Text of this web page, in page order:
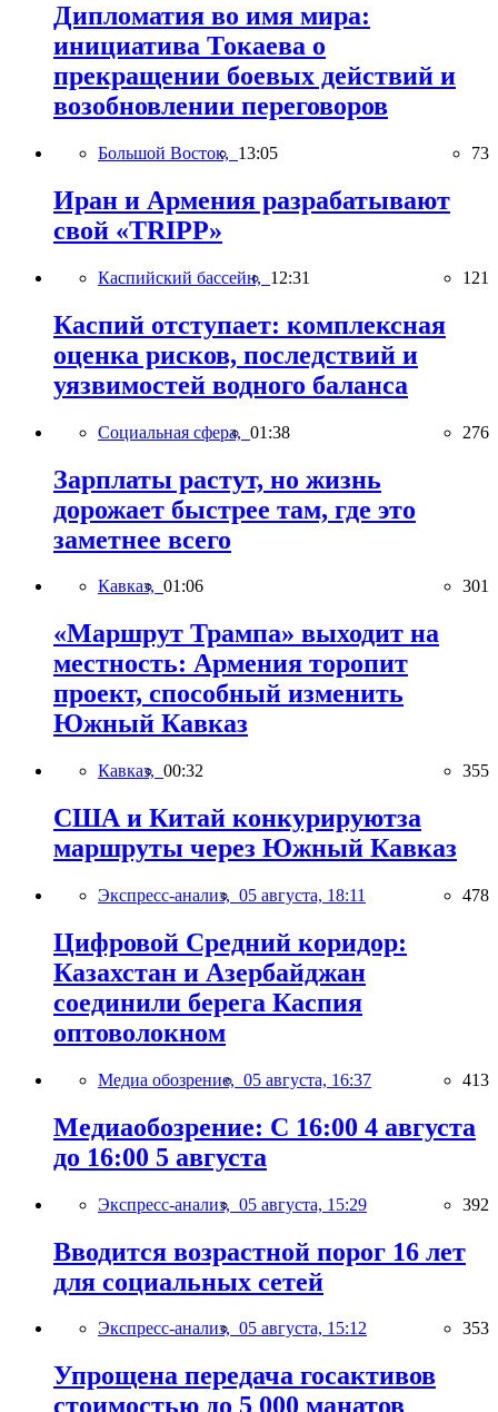
Дипломатия во имя мира:
инициатива Токаева о
прекращении боевых действий и
возобновлении переговоров
Большой Восток, 13:05 73
Иран и Армения разрабатывают
свой «TRIPP»
Каспийский бассейн, 12:31 121
Каспий отступает: комплексная
оценка рисков, последствий и
уязвимостей водного баланса
Социальная сфера, 01:38 276
Зарплаты растут, но жизнь
дорожает быстрее там, где это
заметнее всего
Кавказ, 01:06 301
«Маршрут Трампа» выходит на
местность: Армения торопит
проект, способный изменить
Южный Кавказ
Кавказ, 00:32 355
США и Китай конкурируютза
маршруты через Южный Кавказ
Экспресс-анализ, 05 августа, 18:11 478
Цифровой Средний коридор:
Казахстан и Азербайджан
соединили берега Каспия
оптоволокном
Медиа обозрение, 05 августа, 16:37 413
Медиаобозрение: С 16:00 4 августа
до 16:00 5 августа
Экспресс-анализ, 05 августа, 15:29 392
Вводится возрастной порог 16 лет
для социальных сетей
Экспресс-анализ, 05 августа, 15:12 353
Упрощена передача госактивов
стоимостью до 5 000 манатов